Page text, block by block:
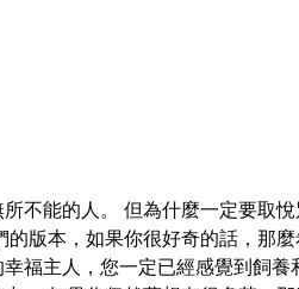
不能的人。 但為什麼一定要取
版本，如果你很好奇的話，那
福主人，您一定已經感覺到飼養